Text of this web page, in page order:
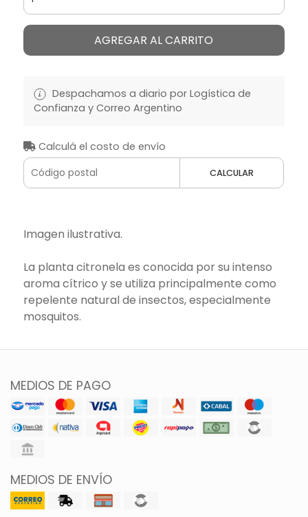
AGREGAR AL CARRITO
Despachamos a diario por Logística de
Confianza y Correo Argentino
Calculá el costo de envío
CALCULAR
Imagen ilustrativa.
La planta citronela es conocida por su intenso
aroma cítrico y se utiliza principalmente como
repelente natural de insectos, especialmente
mosquitos.
MEDIOS DE PAGO
MEDIOS DE ENVÍO